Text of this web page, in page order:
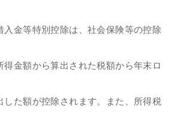
入金等特別控除は、社会保険等の控除
得金額から算出された税額から年末ロ
した額が控除されます。また、所得税